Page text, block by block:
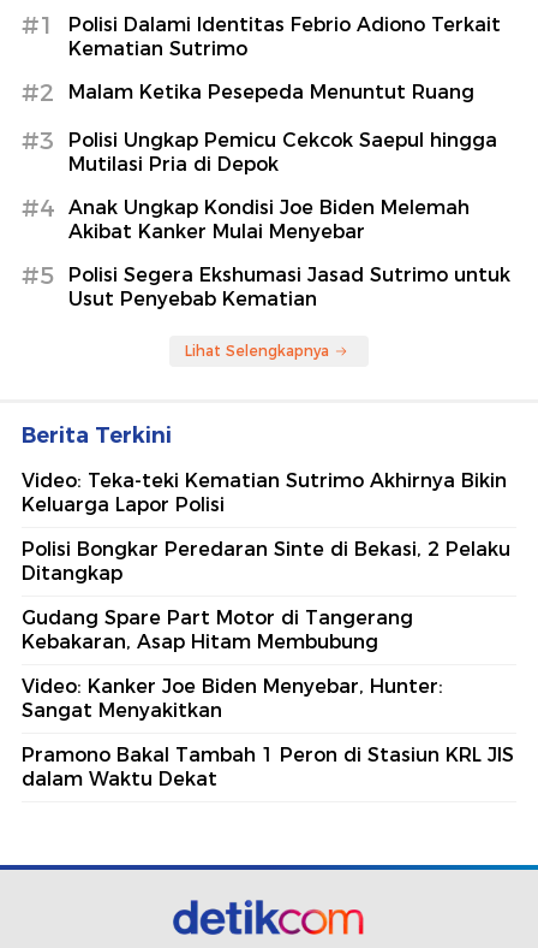
#1
Polisi Dalami Identitas Febrio Adiono Terkait
Kematian Sutrimo
#2 Malam Ketika Pesepeda Menuntut Ruang
#3
Polisi Ungkap Pemicu Cekcok Saepul hingga
Mutilasi Pria di Depok
#4
Anak Ungkap Kondisi Joe Biden Melemah
Akibat Kanker Mulai Menyebar
#5
Polisi Segera Ekshumasi Jasad Sutrimo untuk
Usut Penyebab Kematian
Lihat Selengkapnya
Berita Terkini
Video: Teka-teki Kematian Sutrimo Akhirnya Bikin
Keluarga Lapor Polisi
Polisi Bongkar Peredaran Sinte di Bekasi, 2 Pelaku
Ditangkap
Gudang Spare Part Motor di Tangerang
Kebakaran, Asap Hitam Membubung
Video: Kanker Joe Biden Menyebar, Hunter:
Sangat Menyakitkan
Pramono Bakal Tambah 1 Peron di Stasiun KRL JIS
dalam Waktu Dekat